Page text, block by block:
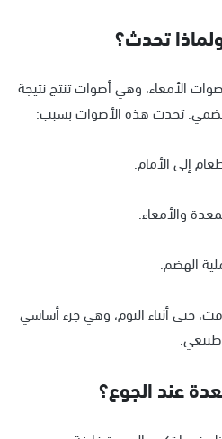
تحدث؟
الأمعاء، وهي أصوات تنتج نتيجة
تحدث هذه الأصوات بسبب:
إلى الأمام.
والأمعاء.
الهضم.
حتى أثناء النوم، وهي جزء أساسي
عند الجوع؟